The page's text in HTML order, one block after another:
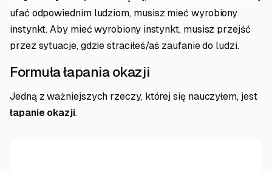
ufać odpowiednim ludziom, musisz mieć wyrobiony
instynkt. Aby mieć wyrobiony instynkt, musisz przejść
przez sytuacje, gdzie straciłeś/aś zaufanie do ludzi.
Formuła łapania okazji
Jedną z ważniejszych rzeczy, której się nauczyłem, jest
łapanie okazji.